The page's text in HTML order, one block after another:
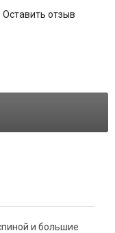
Оставить отзыв
и большие